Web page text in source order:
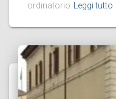
ordinatorio
Leggi tutto